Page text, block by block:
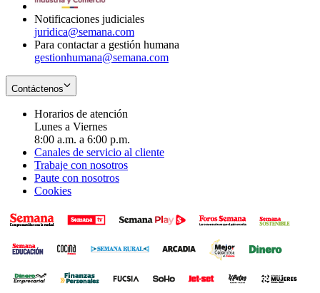
Notificaciones judiciales
juridica@semana.com
Para contactar a gestión humana
gestionhumana@semana.com
Contáctenos
Horarios de atención
Lunes a Viernes
8:00 a.m. a 6:00 p.m.
Canales de servicio al cliente
Trabaje con nosotros
Paute con nosotros
Cookies